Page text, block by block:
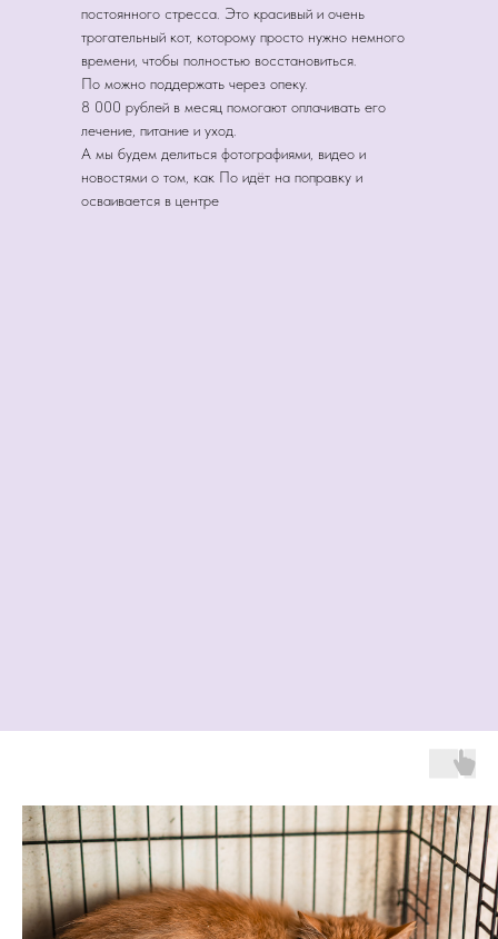
постоянного стресса. Это красивый и очень
трогательный кот, которому просто нужно немного
времени, чтобы полностью восстановиться.
По можно поддержать через опеку.
8 000 рублей в месяц помогают оплачивать его
лечение, питание и уход.
А мы будем делиться фотографиями, видео и
новостями о том, как По идёт на поправку и
осваивается в центре